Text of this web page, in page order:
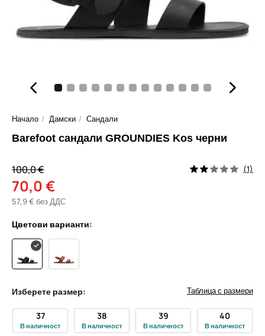
Начало Дамски Сандали
Barefoot сандали GROUNDIES Kos черни
100,0 €
70,0 €
57,9 € без ДДС
(1)
Цветови варианти:
Таблица с размери
Изберете размер:
37
В наличност
38
В наличност
39
В наличност
40
В наличност